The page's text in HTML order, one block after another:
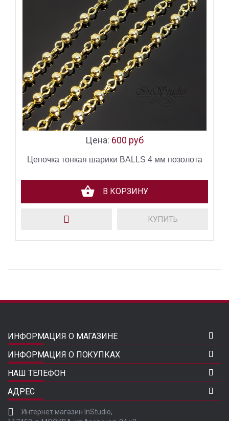
Цена: 600 руб
Цепочка тонкая шарики BALLS 4 мм позолота
В КОРЗИНУ
КУПИТЬ
ИНФОРМАЦИЯ О МАГАЗИНЕ
ИНФОРМАЦИЯ О ПОКУПКАХ
НАШ ТЕЛЕФОН
АДРЕС
Интернет магазин InStudio,